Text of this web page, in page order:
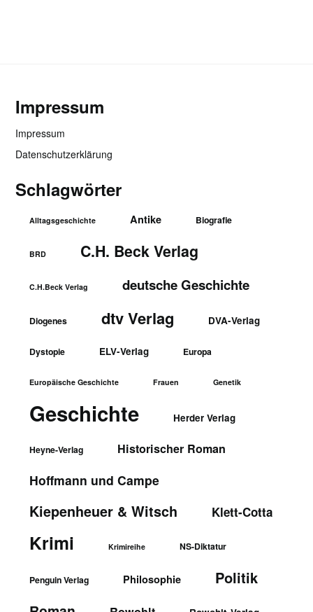
Impressum
Impressum
Datenschutzerklärung
Schlagwörter
Alltagsgeschichte Antike Biografie
BRD C.H. Beck Verlag
C.H.Beck Verlag deutsche Geschichte
Diogenes dtv Verlag DVA-Verlag
Dystopie ELV-Verlag Europa
Europäische Geschichte Frauen Genetik
Geschichte Herder Verlag
Heyne-Verlag Historischer Roman
Hoffmann und Campe
Kiepenheuer & Witsch Klett-Cotta
Krimi Krimireihe NS-Diktatur
Penguin Verlag Philosophie Politik